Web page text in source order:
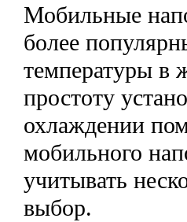
Мобильные
более
температуры в
простоту
охлаждении
мобильного
учитывать
выбор.